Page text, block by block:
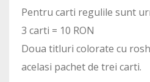
Pentru carti regulile sunt
3 carti = 10 RON
Doua titluri colorate cu
acelasi pachet de trei carti.